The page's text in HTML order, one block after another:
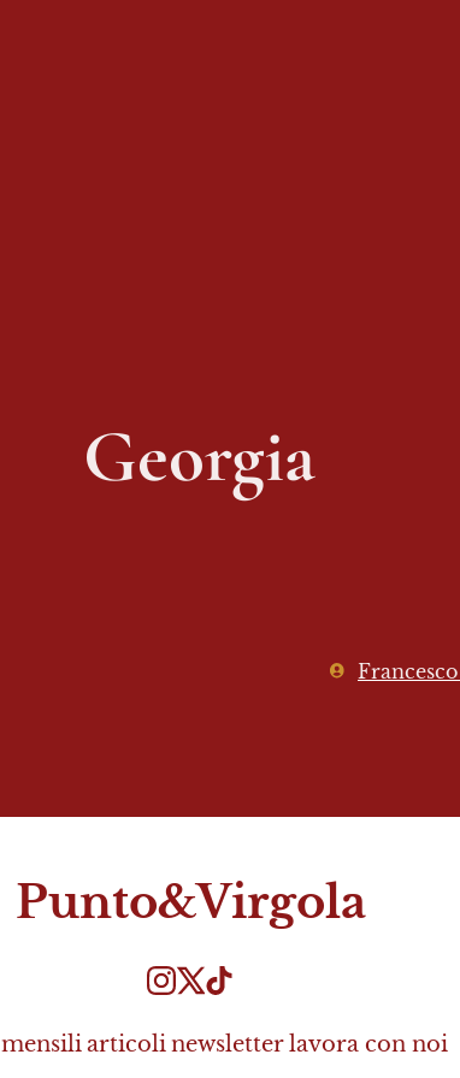
Georgia
Punto&Virgola
mensiliarticolinewsletterlavora con noi